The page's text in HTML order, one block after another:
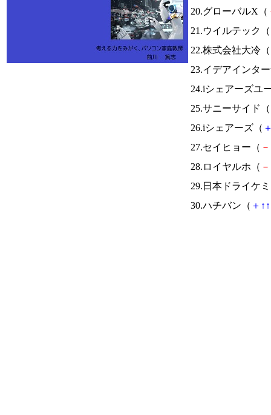
20.グローバルX（
21.ウイルテック（
22.株式会社大冷（
23.イデアインタ
24.iシェアーズユ
25.サニーサイド（
26.iシェアーズ（
27.セイヒョー（ －
28.ロイヤルホ（ －
29.日本ドライケ
30.ハチバン（ ＋ ↑ ↑